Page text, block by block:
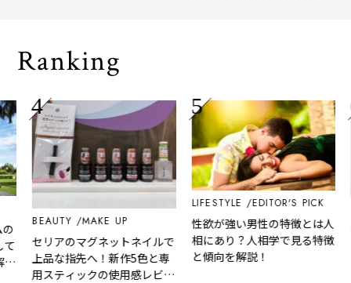
Ranking
BEAUTY MAKE UP
セリアのマグネットネイルで
上品な指先へ！新作5色と専
用スティックの使用感レビュ
LIFESTYLE EDITOR'S PICK
性欲が強い男性の特徴とは人
相にあり？人相学で見る特徴
と傾向を解説！